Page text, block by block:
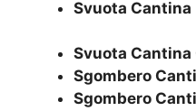
Svuota Cantina
Svuota Cantina
Sgombero
Sgombero